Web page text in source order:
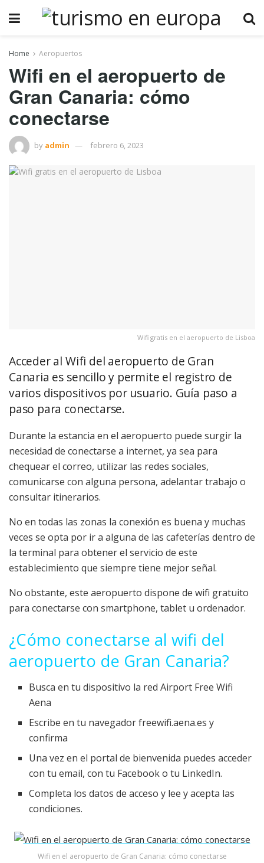
Home Aeropuertos
Wifi en el aeropuerto de
Gran Canaria: cómo
conectarse
by admin febrero 6, 2023
Wifi gratis en el aeropuerto de Lisboa
Acceder al Wifi del aeropuerto de Gran
Canaria es sencillo y permite el registro de
varios dispositivos por usuario. Guía paso a
paso para conectarse.
Durante la estancia en el aeropuerto puede surgir la
necesidad de conectarse a internet, ya sea para
chequear el correo, utilizar las redes sociales,
comunicarse con alguna persona, adelantar trabajo o
consultar itinerarios.
No en todas las zonas la conexión es buena y muchas
veces se opta por ir a alguna de las cafeterías dentro de
la terminal para obtener el servicio de este
establecimiento que siempre tiene mejor señal.
No obstante, este aeropuerto dispone de wifi gratuito
para conectarse con smartphone, tablet u ordenador.
¿Cómo conectarse al wifi del
aeropuerto de Gran Canaria?
Busca en tu dispositivo la red Airport Free Wifi
Aena
Escribe en tu navegador freewifi.aena.es y
confirma
Una vez en el portal de bienvenida puedes acceder
con tu email, con tu Facebook o tu LinkedIn.
Completa los datos de acceso y lee y acepta las
condiciones.
Wifi en el aeropuerto de Gran Canaria: cómo conectarse